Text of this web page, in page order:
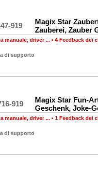
919
Magix Star
Zauberei, Zauber
manuale, driver ... • 4 Feedback dei
di supporto
919
Magix Star Fun-
Geschenk, Joke-
manuale, driver ... • 1 Feedback dei
di supporto